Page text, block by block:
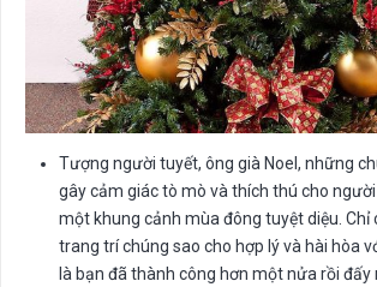
Tượng người tuyết, ông già Noel, những
gây cảm giác tò mò và thích thú cho
một khung cảnh mùa đông tuyệt diệu. Chỉ
trang trí chúng sao cho hợp lý và hài hòa
là bạn đã thành công hơn một nửa rồi đấy